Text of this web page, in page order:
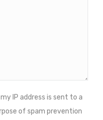
IP address is sent to a
of spam prevention